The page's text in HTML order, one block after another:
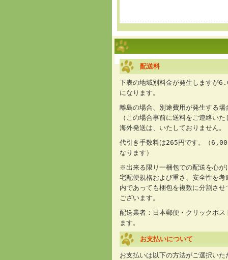
配送料
下表の地域別料金が発生しますが
になります。
離島の場合、別途費用が発生する場
（この場合事前に送料をご連絡いた
海外発送は、いたしておりません。
代引き手数料は265円です。（
なります）
※出来る限り一梱包での配送を心が
宅配便規格および重さ、安全性を考
内であっても梱包を複数に分割させ
ございます。
配送業者：日本郵便・クリックポス
ます。
お支払いについて
お支払いは以下の方法がご選択いた